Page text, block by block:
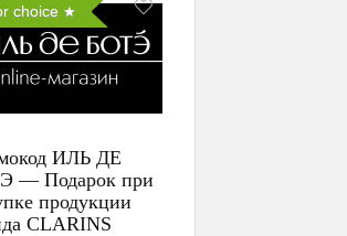
choice
ИЛЬ ДЕ
— Подарок при
продукции
CLARINS